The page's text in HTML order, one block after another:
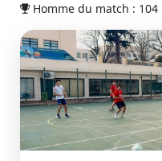
Homme du match : 104